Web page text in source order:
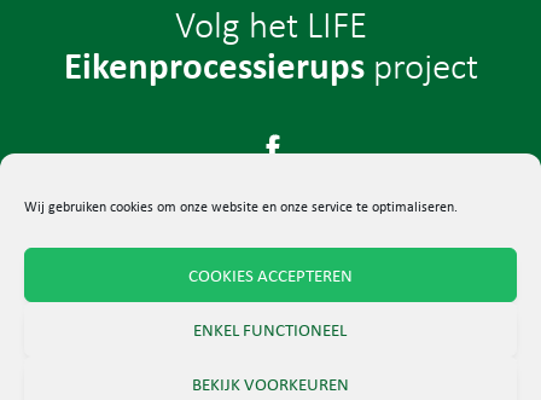
Wij gebruiken cookies om onze website en onze service te optimaliseren.
COOKIES ACCEPTEREN
ENKEL FUNCTIONEEL
BEKIJK VOORKEUREN
Volg het LIFE
Eikenprocessierupsproject
Algemene voorwaarden –Privacybeleid